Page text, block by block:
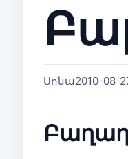
Սոնա2010-08-